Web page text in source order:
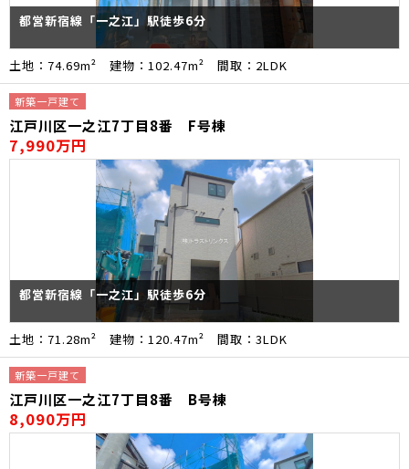
都営新宿線「一之江」駅徒歩6分
土地：74.69m² 建物：102.47m² 間取：2LDK
新築一戸建て
江戸川区一之江7丁目8番 F号棟
7,990万円
都営新宿線「一之江」駅徒歩6分
土地：71.28m² 建物：120.47m² 間取：3LDK
新築一戸建て
江戸川区一之江7丁目8番 B号棟
8,090万円